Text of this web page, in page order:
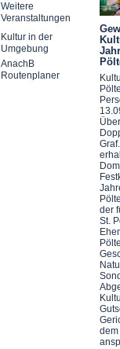
Weitere
Veranstaltungen
Kultur in der
Umgebung
AnachB
Routenplaner
der
St.
dem